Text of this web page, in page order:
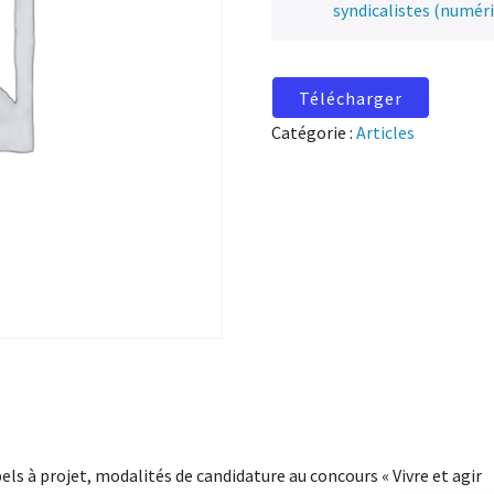
syndicalistes
Télécharger
Catégorie :Articles
à projet, modalités de candidature au concours « Vivre et agir